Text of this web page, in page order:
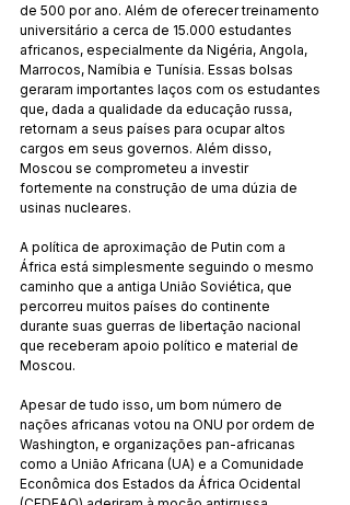
de 500 por ano. Além de oferecer treinamento
universitário a cerca de 15.000 estudantes
africanos, especialmente da Nigéria, Angola,
Marrocos, Namíbia e Tunísia. Essas bolsas
geraram importantes laços com os estudantes
que, dada a qualidade da educação russa,
retornam a seus países para ocupar altos
cargos em seus governos. Além disso,
Moscou se comprometeu a investir
fortemente na construção de uma dúzia de
usinas nucleares.
A política de aproximação de Putin com a
África está simplesmente seguindo o mesmo
caminho que a antiga União Soviética, que
percorreu muitos países do continente
durante suas guerras de libertação nacional
que receberam apoio político e material de
Moscou.
Apesar de tudo isso, um bom número de
nações africanas votou na ONU por ordem de
Washington, e organizações pan-africanas
como a União Africana (UA) e a Comunidade
Econômica dos Estados da África Ocidental